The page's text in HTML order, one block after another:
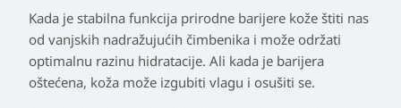
Kada je stabilna funkcija prirodne barijere kože štiti nas
od vanjskih nadražujućih čimbenika i može održati
optimalnu razinu hidratacije. Ali kada je barijera
oštećena, koža može izgubiti vlagu i osušiti se.